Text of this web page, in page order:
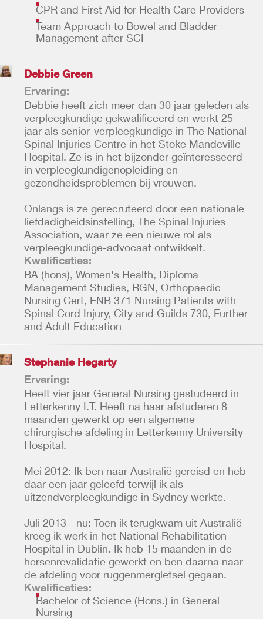
CPR and First Aid for Health Care Providers
Team Approach to Bowel and Bladder
Management after SCI
Debbie Green
Ervaring:
Debbie heeft zich meer dan 30 jaar geleden als
verpleegkundige gekwalificeerd en werkt 25
jaar als senior-verpleegkundige in The National
Spinal Injuries Centre in het Stoke Mandeville
Hospital. Ze is in het bijzonder geïnteresseerd
in verpleegkundigenopleiding en
gezondheidsproblemen bij vrouwen.
Onlangs is ze gerecruteerd door een nationale
liefdadigheidsinstelling, The Spinal Injuries
Association, waar ze een nieuwe rol als
verpleegkundige-advocaat ontwikkelt.
Kwalificaties:
BA (hons), Women's Health, Diploma
Management Studies, RGN, Orthopaedic
Nursing Cert, ENB 371 Nursing Patients with
Spinal Cord Injury, City and Guilds 730, Further
and Adult Education
Stephanie Hegarty
Ervaring:
Heeft vier jaar General Nursing gestudeerd in
Letterkenny I.T. Heeft na haar afstuderen 8
maanden gewerkt op een algemene
chirurgische afdeling in Letterkenny University
Hospital.
Mei 2012: Ik ben naar Australië gereisd en heb
daar een jaar geleefd terwijl ik als
uitzendverpleegkundige in Sydney werkte.
Juli 2013 - nu: Toen ik terugkwam uit Australië
kreeg ik werk in het National Rehabilitation
Hospital in Dublin. Ik heb 15 maanden in de
hersenrevalidatie gewerkt en ben daarna naar
de afdeling voor ruggenmergletsel gegaan.
Kwalificaties:
Bachelor of Science (Hons.) in General
Nursing